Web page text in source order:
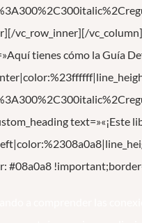
vc_row_inner][/
tienes cómo la Guía
text=»«¡Este